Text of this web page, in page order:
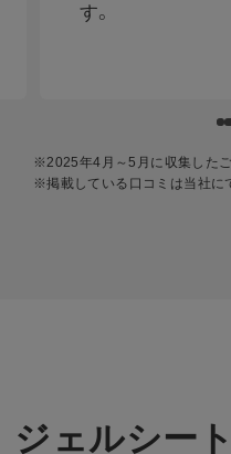
す。
※2025年4月～5月に収集したご
※掲載している⼝コミは当社に
ジェルシー